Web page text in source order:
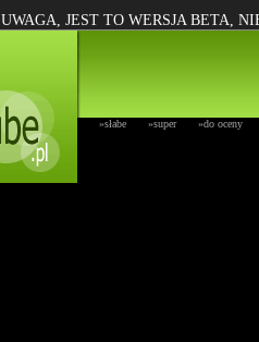
UWAGA, JEST TO WERSJA BETA,
»słabe »super »do oceny